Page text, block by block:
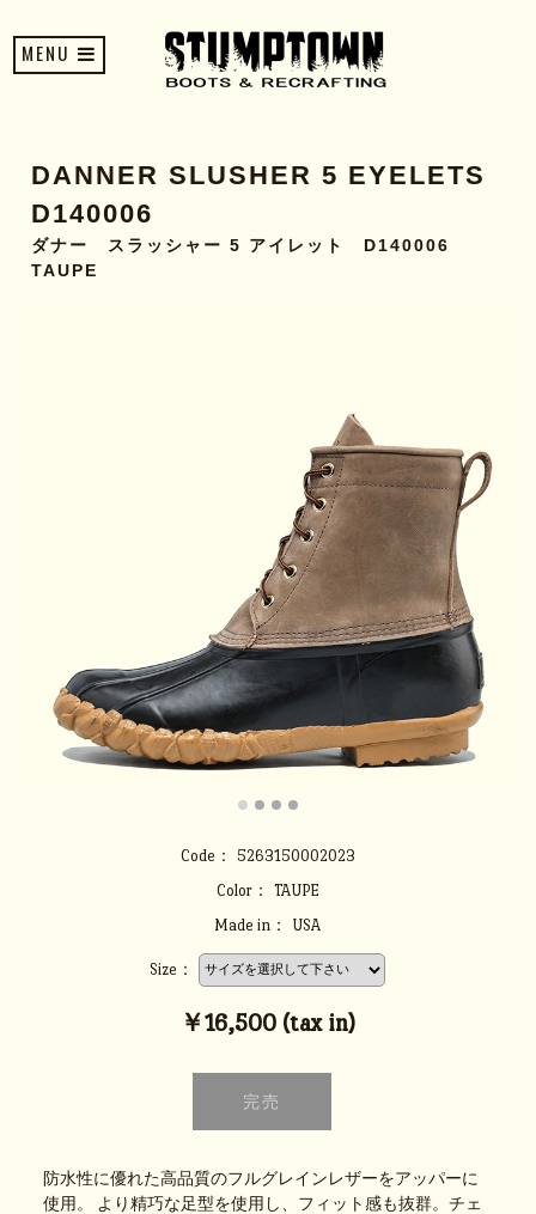
MENU
DANNER SLUSHER 5 EYELETS
D140006
ダナー スラッシャー 5 アイレット D140006
TAUPE
Code：
5263150002023
Color：
TAUPE
Made in：
USA
Size：
￥16,500 (tax in)
防水性に優れた高品質のフルグレインレザーをアッパーに
使用。 より精巧な足型を使用し、フィット感も抜群。チェ